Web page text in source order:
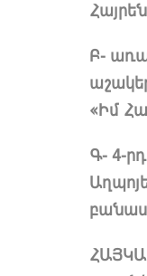
Բ-
«Իմ
Գ- 4-